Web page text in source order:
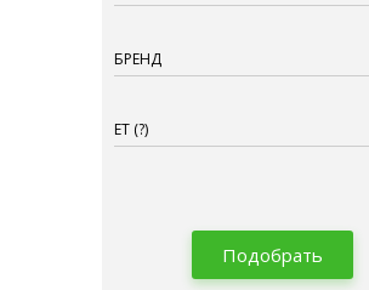
БРЕНД
ET (?)
Подобрать